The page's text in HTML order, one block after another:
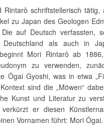
Rintarô schriftstellerisch tätig,
zu Japan des Geologen
auf Deutsch verfassten,
als auch in
Mori Rintarô ab
zu verwenden,
Ôgai Gyoshi, was in etwa
sind die „Möwen“
Kunst und Literatur zu
er diesen
Vornamen führt: Mori Ôgai.